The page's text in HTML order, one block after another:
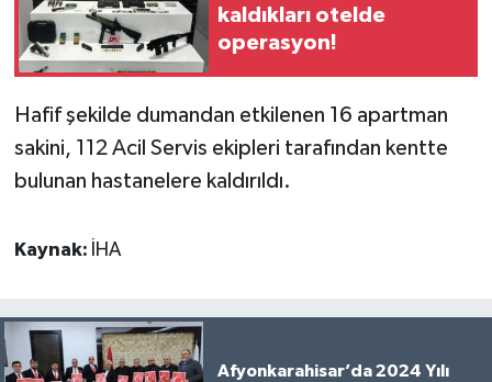
kaldıkları otelde
operasyon!
Hafif şekilde dumandan etkilenen 16 apartman
sakini, 112 Acil Servis ekipleri tarafından kentte
bulunan hastanelere kaldırıldı.
Kaynak: İHA
Afyonkarahisar’da 2024 Yılı